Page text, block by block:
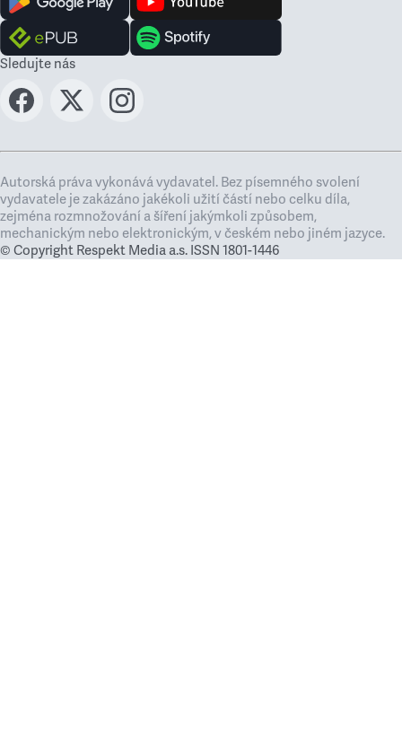
Sledujte nás
Autorská práva vykonává vydavatel. Bez písemného svolení
vydavatele je zakázáno jakékoli užití částí nebo celku díla,
zejména rozmnožování a šíření jakýmkoli způsobem,
mechanickým nebo elektronickým, v českém nebo jiném jazyce.
© Copyright Respekt Media a.s. ISSN 1801-1446